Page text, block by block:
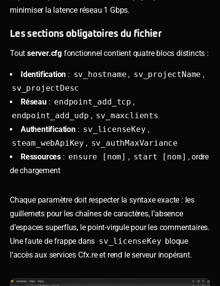
minimiser la latence réseau 1 Gbps.
Les sections obligatoires du fichier
Tout server.cfg fonctionnel contient quatre blocs distincts :
Identification : sv_hostname , sv_projectName ,
sv_projectDesc
Réseau: endpoint_add_tcp ,
endpoint_add_udp , sv_maxclients
Authentification: sv_licenseKey ,
steam_webApiKey , sv_authMaxVariance
Ressources : ensure [nom] , start [nom] , ordre
de chargement
Chaque paramètre doit respecter la syntaxe exacte : les
guillemets pour les chaînes de caractères, l’absence
d’espaces superflus, le point-virgule pour les commentaires.
Une faute de frappe dans sv_licenseKey bloque
l’accès aux services Cfx.re et rend le serveur inopérant.